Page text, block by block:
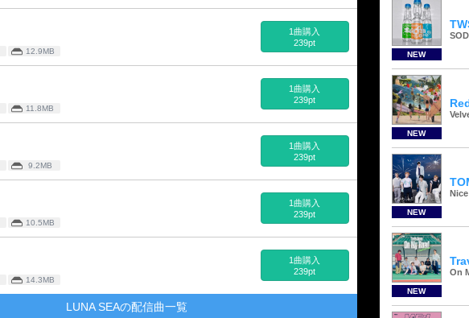
12.9MB
1曲購入
239pt
11.8MB
1曲購入
239pt
9.2MB
1曲購入
239pt
10.5MB
1曲購入
239pt
14.3MB
1曲購入
239pt
LUNA SEAの配信曲一覧
NEW
NEW
NEW
NEW
On